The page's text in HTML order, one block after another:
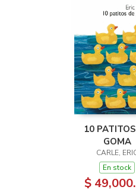
10
GOMA
CARLE,
En stock
$